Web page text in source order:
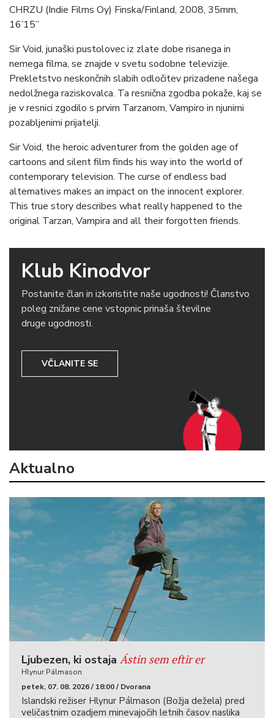
CHRZU (Indie Films Oy) Finska/Finland, 2008, 35mm,
16’15”
Sir Void, junaški pustolovec iz zlate dobe risanega in
nemega filma, se znajde v svetu sodobne televizije.
Prekletstvo neskončnih slabih odločitev prizadene našega
nedolžnega raziskovalca. Ta resnična zgodba pokaže, kaj se
je v resnici zgodilo s prvim Tarzanom, Vampiro in njunimi
pozabljenimi prijatelji.
Sir Void, the heroic adventurer from the golden age of
cartoons and silent film finds his way into the world of
contemporary television. The curse of endless bad
alternatives makes an impact on the innocent explorer.
This true story describes what really happened to the
original Tarzan, Vampira and all their forgotten friends.
Klub Kinodvor
Postanite član in izkoristite naše ugodnosti! Članstvo
poleg znižane cene vstopnic prinaša številne
druge ugodnosti.
VČLANITE SE
Aktualno
Ljubezen, ki ostaja Ástin sem eftir er
Hlynur Pálmason
petek, 07. 08. 2026 / 18:00 / Dvorana
Islandski režiser Hlynur Pálmason (Božja dežela) pred
veličastnim ozadjem minevajočih letnih časov naslika